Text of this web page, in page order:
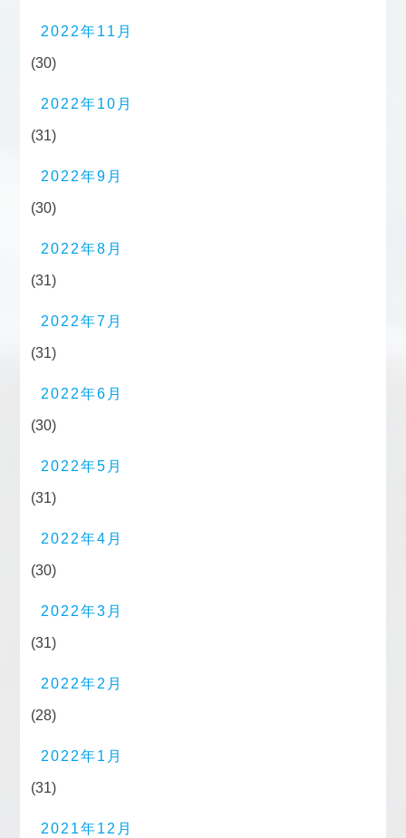
2022年11月
(30)
2022年10月
(31)
2022年9月
(30)
2022年8月
(31)
2022年7月
(31)
2022年6月
(30)
2022年5月
(31)
2022年4月
(30)
2022年3月
(31)
2022年2月
(28)
2022年1月
(31)
2021年12月